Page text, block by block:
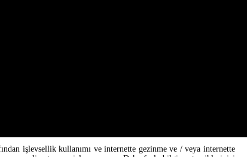
işlevsellik kullanımı ve internette gezinme ve / veya internette